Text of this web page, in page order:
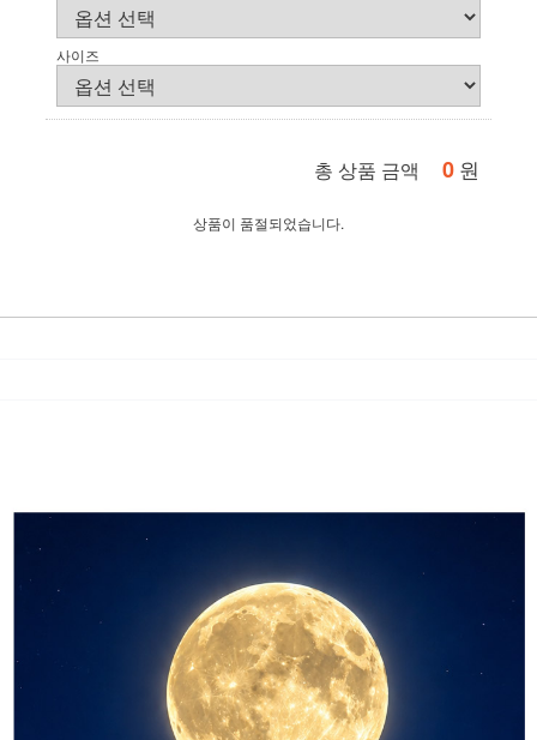
사이즈
총 상품 금액 0 원
상품이 품절되었습니다.